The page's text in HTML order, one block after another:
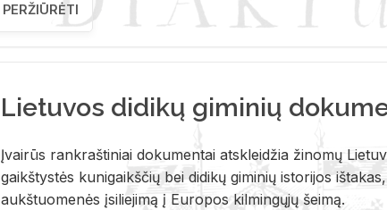
PERŽIŪRĖTI
Lietuvos didikų giminių
Įvai­rūs rank­raš­ti­niai do­ku­men­tai at­sklei­džia ži­no­mų
gaikš­tys­tės ku­ni­gaikš­čių bei di­di­kų gi­mi­nių is­to­ri­jos
aukš­tuo­me­nės įsi­lie­ji­mą į Eu­ro­pos kil­min­gų­jų šei­mą.